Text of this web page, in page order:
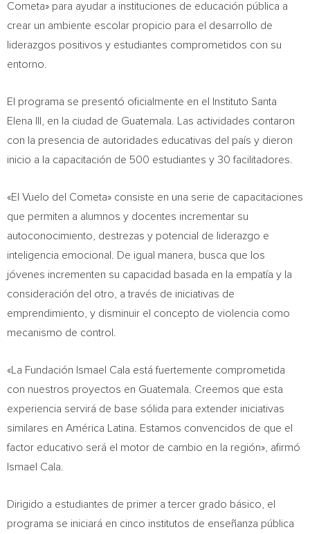
Cometa» para ayudar a instituciones de educación pública a
crear un ambiente escolar propicio para el desarrollo de
liderazgos positivos y estudiantes comprometidos con su
entorno.
El programa se presentó oficialmente en el Instituto Santa
Elena III, en la ciudad de Guatemala . Las actividades contaron
con la presencia de autoridades educativas del país y dieron
inicio a la capacitación de 500 estudiantes y 30 facilitadores.
«El Vuelo del Cometa» consiste en una serie de capacitaciones
que permiten a alumnos y docentes incrementar su
autoconocimiento, destrezas y potencial de liderazgo e
inteligencia emocional. De igual manera, busca que los
jóvenes incrementen su capacidad basada en la empatía y la
consideración del otro, a través de iniciativas de
emprendimiento, y disminuir el concepto de violencia como
mecanismo de control.
«La Fundación Ismael Cala está fuertemente comprometida
con nuestros proyectos en Guatemala . Creemos que esta
experiencia servirá de base sólida para extender iniciativas
similares en América Latina. Estamos convencidos de que el
factor educativo será el motor de cambio en la región», afirmó
Ismael Cala
Dirigido a estudiantes de primer a tercer grado básico, el
programa se iniciará en cinco institutos de enseñanza pública